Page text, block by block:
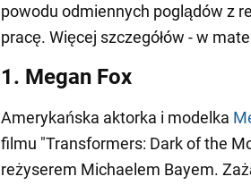
powodu odmiennych poglądów z
pracę. Więcej szczegółów - w
1. Megan Fox
Amerykańska aktorka i modelka
filmu "Transformers: Dark of the
reżyserem Michaelem Bayem.